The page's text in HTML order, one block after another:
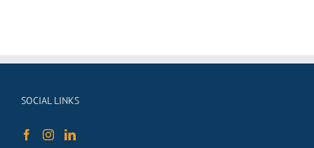
SOCIAL LINKS